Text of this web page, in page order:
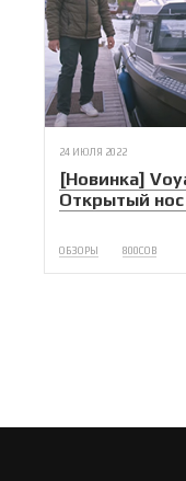
24 ИЮЛЯ 2022
[Новинка]
Открытый нос
ОБЗОРЫ 800COB